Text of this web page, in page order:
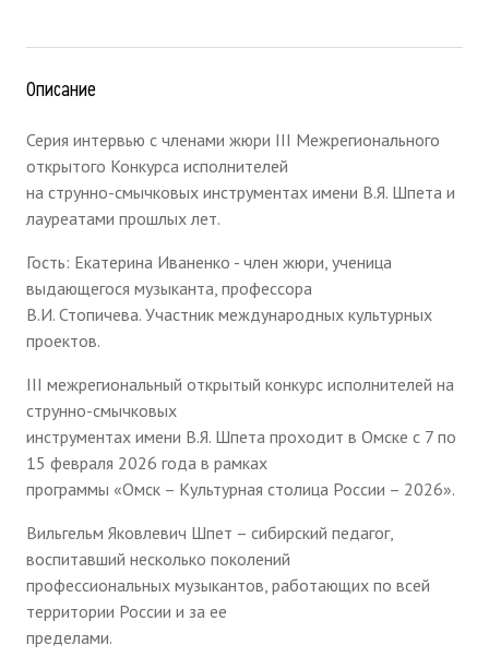
Описание
Серия интервью с членами жюри III Межрегионального
открытого Конкурса исполнителей
на струнно-смычковых инструментах имени В.Я. Шпета и
лауреатами прошлых лет.
Гость: Екатерина Иваненко - член жюри, ученица
выдающегося музыканта, профессора
В.И. Стопичева. Участник международных культурных
проектов.
III межрегиональный открытый конкурс исполнителей на
струнно-смычковых
инструментах имени В.Я. Шпета проходит в Омске с 7 по
15 февраля 2026 года в рамках
программы «Омск – Культурная столица России – 2026».
Вильгельм Яковлевич Шпет – сибирский педагог,
воспитавший несколько поколений
профессиональных музыкантов, работающих по всей
территории России и за ее
пределами.